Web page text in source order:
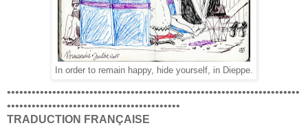
In order to remain happy, hide yourself, in Dieppe.
•••••••••••••••••••••••••••••••••••••••••••••••••••••••••••••••••••••••
••••••••••••••••••••••••••••••••••••••••••
TRADUCTION FRANÇAISE